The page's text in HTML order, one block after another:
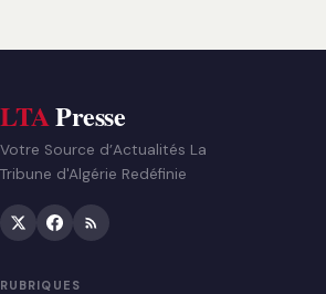
LTAPresse
Votre Source d’Actualités La
Tribune d'Algérie Redéfinie
RUBRIQUES